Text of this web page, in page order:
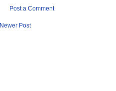
Post a Comment
Newer Post